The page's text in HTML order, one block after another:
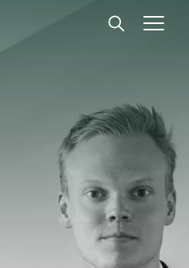
Vår expertis
Insikter
Medarbetare